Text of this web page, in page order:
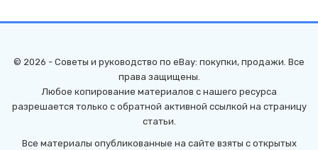
© 2026 - Советы и руководство по eBay: покупки, продажи. Все
права защищены.
Любое копирование материалов с нашего ресурса
разрешается только с обратной активной ссылкой на страницу
статьи.
Все материалы опубликованные на сайте взяты с открытых